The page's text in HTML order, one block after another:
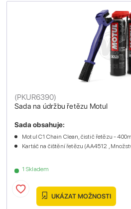
Sada na údržbu řetězu Motul
(PKUR6390)
1 Skladem
Sada obsahuje:
Motul C1 Chain Clean, čistič řetězu -
Kartáč na čištění řetězu (AA4512 ,
UKÁZAT MOŽNOSTI